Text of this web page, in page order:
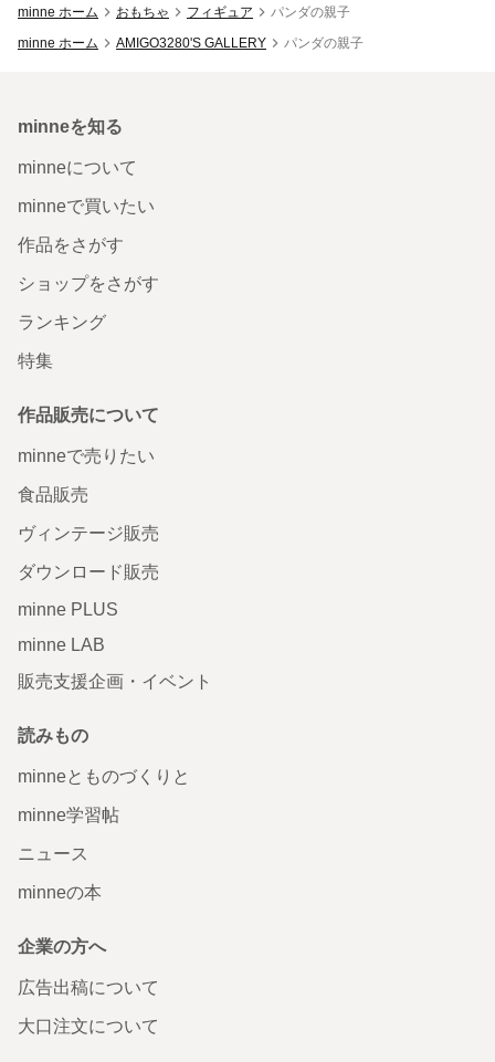
minne ホーム おもちゃ フィギュア
パンダの親子
minne ホーム
AMIGO3280'S GALLERY パンダの親子
minneを知る
minneについて
minneで買いたい
作品をさがす
ショップをさがす
ランキング
特集
作品販売について
minneで売りたい
食品販売
ヴィンテージ販売
ダウンロード販売
minne PLUS
minne LAB
販売支援企画・イベント
読みもの
minneとものづくりと
minne学習帖
ニュース
minneの本
企業の方へ
広告出稿について
大口注文について